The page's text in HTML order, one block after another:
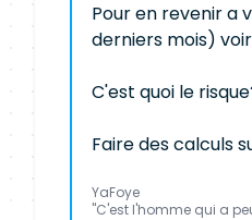
Pour en revenir a
derniers mois)
C'est quoi le
Faire des calculs
YaFoye
"C'est l'homme qui a